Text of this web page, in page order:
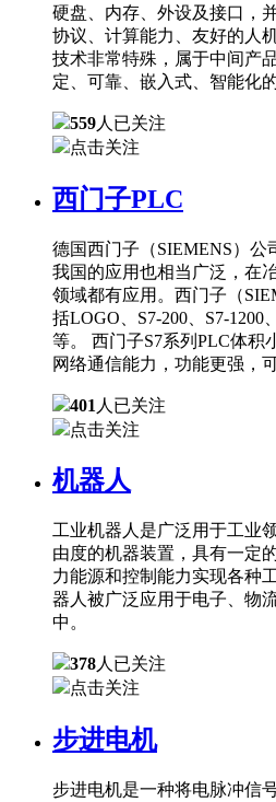
硬盘、内存、外设及接口，
协议、计算能力、友好的人
技术非常特殊，属于中间产
定、可靠、嵌入式、智能化
559人已关注
点击关注
西门子PLC
德国西门子（SIEMENS）
我国的应用也相当广泛，在
领域都有应用。西门子（
括LOGO、S7-200、S7-1200
等。 西门子S7系列PLC体积
网络通信能力，功能更强，
401 人已关注
点击关注
机器人
工业机器人是广泛用于工业
由度的机器装置，具有一定
力能源和控制能力实现各种
器人被广泛应用于电子、物
中。
378人已关注
点击关注
步进电机
步进电机是一种将电脉冲信